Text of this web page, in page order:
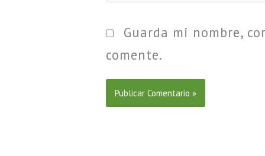
Guarda mi nombre,
comente.